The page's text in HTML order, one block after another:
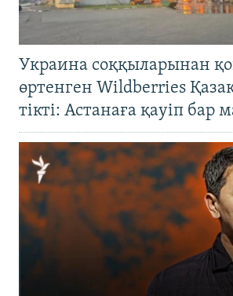
Украина соққыларынан
өртенген Wildberries
тікті: Астанаға қауіп бар